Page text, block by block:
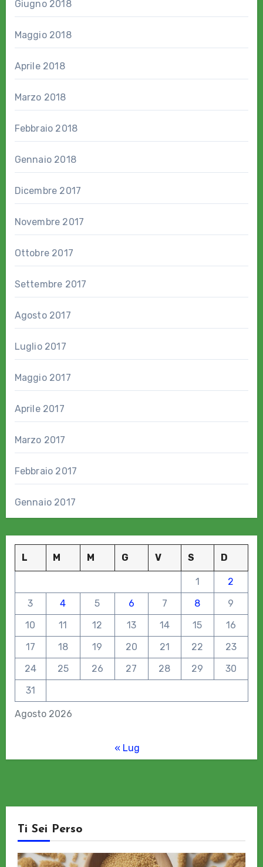
Giugno 2018
Maggio 2018
Aprile 2018
Marzo 2018
Febbraio 2018
Gennaio 2018
Dicembre 2017
Novembre 2017
Ottobre 2017
Settembre 2017
Agosto 2017
Luglio 2017
Maggio 2017
Aprile 2017
Marzo 2017
Febbraio 2017
Gennaio 2017
Agosto 2026
L M M G V S D
1
2
3
4 5 6 7 8
9
10
11 12 13 14 15
16
17
18 19 20 21 22
23
24
25 26 27 28 29
30
31
« Lug
Ti Sei Perso